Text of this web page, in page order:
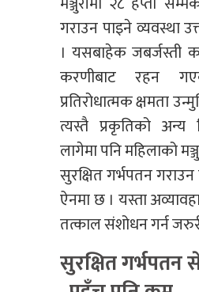
गराउन पाइने व्यवस्था
। यसबाहेक जबर्जस्ती
करणीबाट रहन
प्रतिरोधात्मक क्षमता
त्यस्तै प्रकृतिको
लागेमा पनि महिलाको
सुरक्षित गर्भपतन
ऐनमा छ । यस्ता
तत्काल संशोधन गर्न
सुरक्षित गर्भपतन